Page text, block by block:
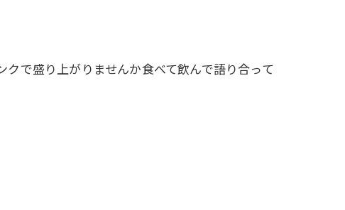
で盛り上がりませんか食べて飲んで語り合って